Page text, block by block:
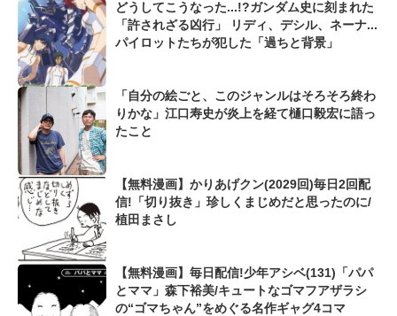
どうしてこうなった...!?ガンダム史に刻まれた
「許されざる凶行」 リディ、デシル、ネーナ...
パイロットたちが犯した「過ちと背景」
「自分の絵ごと、このジャンルはそろそろ終わ
りかな」江口寿史が炎上を経て樋口毅宏に語っ
たこと
【無料漫画】かりあげクン(2029回)毎日2回配
信!「切り抜き」珍しくまじめだと思ったのに/
植田まさし
【無料漫画】毎日配信!少年アシベ(131)「パパ
とママ」森下裕美/キュートなゴマフアザラシ
の“ゴマちゃん”をめぐる名作ギャグ4コマ